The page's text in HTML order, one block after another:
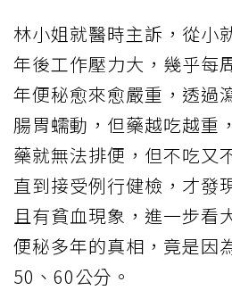
林小姐就醫時主訴，從小
年後工作壓力大，幾乎每
年便秘愈來愈嚴重，透過
腸胃蠕動，但藥越吃越重
藥就無法排便，但不吃又
直到接受例行健檢，才發
且有貧血現象，進一步看
便秘多年的真相，竟是因
50、60公分。